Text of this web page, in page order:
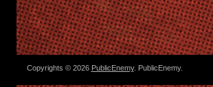
Copyrights © 2026 PublicEnemy. PublicEnemy.